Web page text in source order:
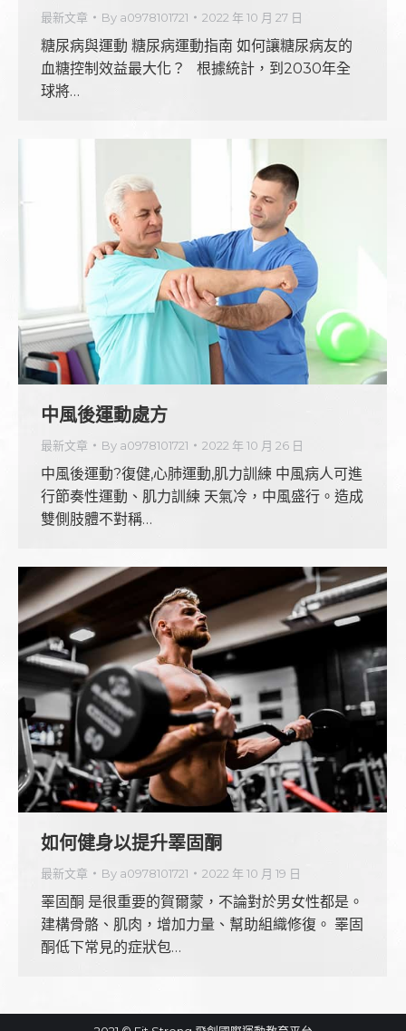
最新文章 By a0978101721 2022 年 10 月 27 日
糖尿病與運動 糖尿病運動指南 如何讓糖尿病友的
血糖控制效益最大化？ 根據統計，到2030年全
球將…
中風後運動處方
最新文章 By a0978101721 2022 年 10 月 26 日
中風後運動?復健,心肺運動,肌力訓練 中風病人可進
行節奏性運動、肌力訓練 天氣冷，中風盛行。造成
雙側肢體不對稱…
如何健身以提升睪固酮
最新文章 By a0978101721 2022 年 10 月 19 日
睪固酮 是很重要的賀爾蒙，不論對於男女性都是。
建構骨骼、肌肉，增加力量、幫助組織修復。 睪固
酮低下常見的症狀包…